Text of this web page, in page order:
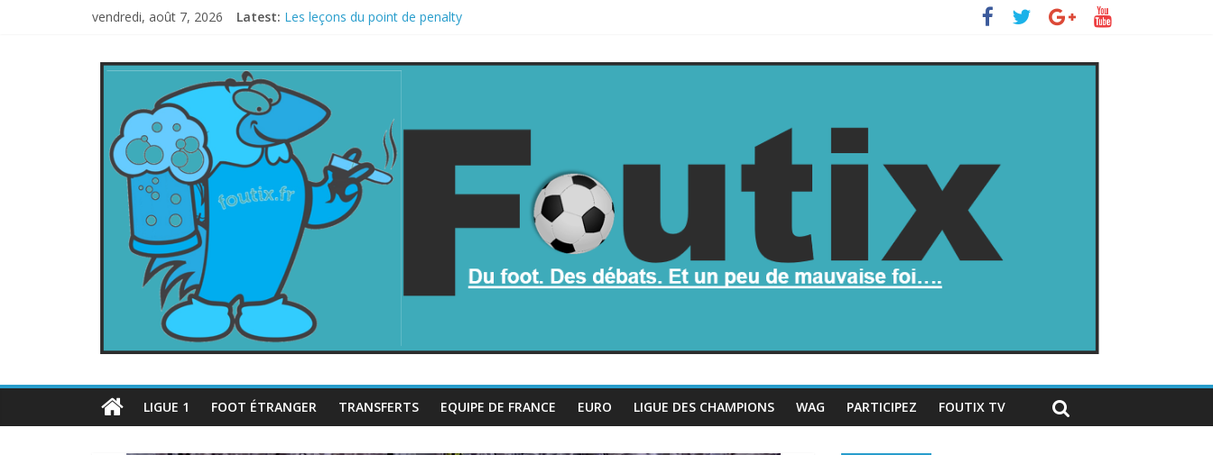
vendredi, août 7, 2026 Latest: Les leçons du point de penalty
Les curiosités de la Coupe du monde
L’Inde et la Chine, trop mauvais au football ?
LIGUE 1 FOOT ÉTRANGER TRANSFERTS EQUIPE DE FRANCE EURO LIGUE DES CHAMPIONS WAG PARTICIPEZ FOUTIX TV